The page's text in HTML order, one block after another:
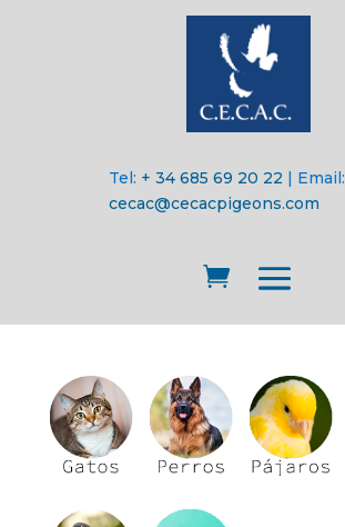
Tel: + 34 685 69 20 22 | Email:
cecac@cecacpigeons.com